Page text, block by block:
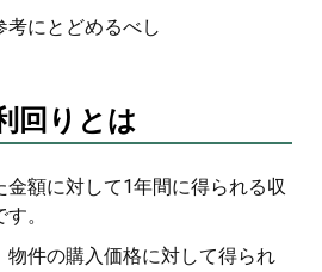
にとどめるべし
回りとは
額に対して1年間に得られる収
。
物件の購入価格に対して得られ